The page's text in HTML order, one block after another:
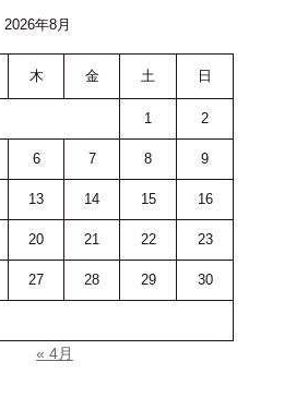
2026年8月
木 金 土 日
1 2
6 7 8 9
13 14 15 16
20 21 22 23
27 28 29 30
« 4月